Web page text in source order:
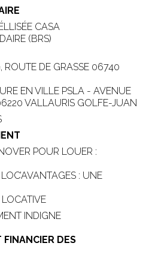
CASA
(BRS)
ROUTE DE GRASSE 06740
EN VILLE PSLA - AVENUE
VALLAURIS GOLFE-JUAN
POUR LOUER :
: UNE
LOCATIVE
INDIGNE
FINANCIER DES